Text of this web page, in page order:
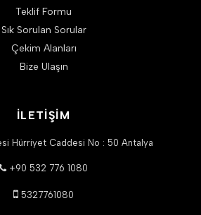
Teklif Formu
Sık Sorulan Sorular
Çekim Alanları
Bize Ulaşın
İLETİŞİM
Hürriyet Caddesi No : 50 Antalya
+90 532 776 1080
5327761080